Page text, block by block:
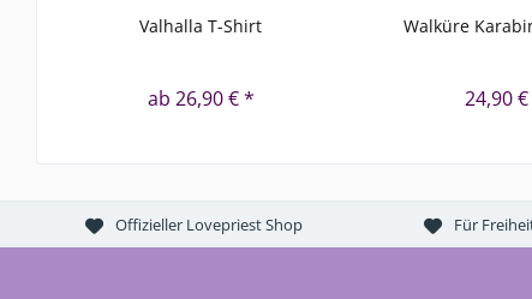
Valhalla T-Shirt
ab 26,90 € *
Walküre
24,90
Offizieller Lovepriest Shop Für